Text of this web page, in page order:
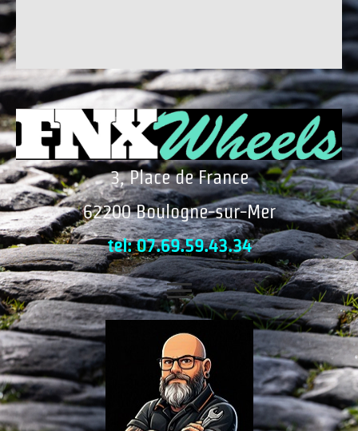
3, Place de France
62200 Boulogne-sur-Mer
tel: 07.69.59.43.34